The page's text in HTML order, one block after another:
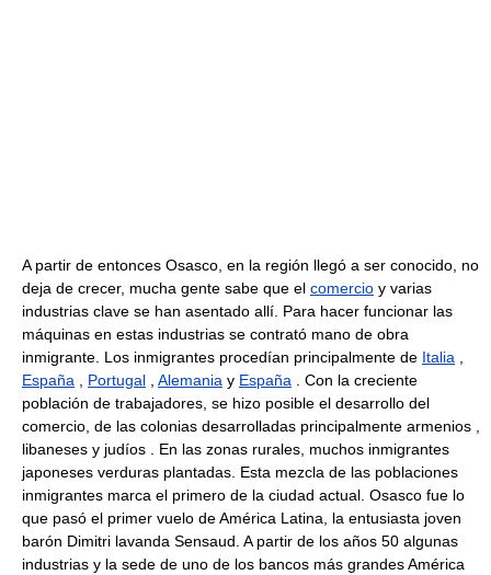
A partir de entonces Osasco, en la región llegó a ser conocido, no
deja de crecer, mucha gente sabe que el comercio y varias
industrias clave se han asentado allí. Para hacer funcionar las
máquinas en estas industrias se contrató mano de obra
inmigrante. Los inmigrantes procedían principalmente de Italia ,
España , Portugal , Alemania y España . Con la creciente
población de trabajadores, se hizo posible el desarrollo del
comercio, de las colonias desarrolladas principalmente armenios ,
libaneses y judíos . En las zonas rurales, muchos inmigrantes
japoneses verduras plantadas. Esta mezcla de las poblaciones
inmigrantes marca el primero de la ciudad actual. Osasco fue lo
que pasó el primer vuelo de América Latina, la entusiasta joven
barón Dimitri lavanda Sensaud. A partir de los años 50 algunas
industrias y la sede de uno de los bancos más grandes América